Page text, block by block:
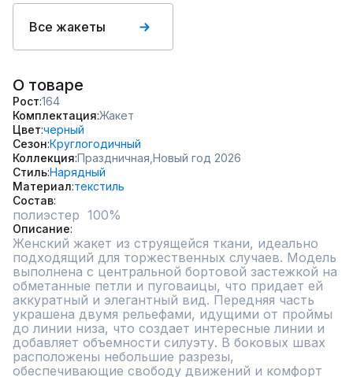
Все жакеты
О товаре
Рост 164
Комплектация Жакет
Цвет черный
Сезон Круглогодичный
Коллекция Праздничная, Новый год 2026
СтильНарядный
Материал текстиль
Состав
полиэстер  100%
Описание
Женский жакет из струящейся ткани, идеально
подходящий для торжественных случаев. Модель
выполнена с центральной бортовой застежкой на
обметанные петли и пуговаицы, что придает ей
аккуратный и элегантный вид. Передняя часть
украшена двумя рельефами, идущими от проймы
до линии низа, что создает интересные линии и
добавляет объемности силуэту. В боковых швах
расположены небольшие разрезы,
обеспечивающие свободу движений и комфорт